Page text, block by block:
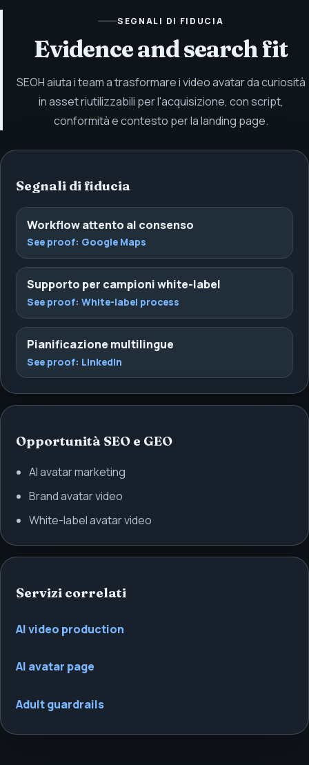
SEGNALI DI FIDUCIA
Evidence and search fit
SEOH aiuta i team a trasformare i video avatar da curiosità
in asset riutilizzabili per l'acquisizione, con script,
conformità e contesto per la landing page.
Segnali di fiducia
Workflow attento al consenso
See proof: Google Maps
Supporto per campioni white-label
See proof: White-label process
Pianificazione multilingue
See proof: LinkedIn
Opportunità SEO e GEO
AI avatar marketing
Brand avatar video
White-label avatar video
Servizi correlati
AI video production
AI avatar page
Adult guardrails